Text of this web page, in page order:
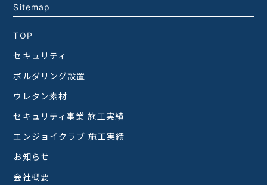
Sitemap
TOP
セキュリティ
ボルダリング設置
ウレタン素材
セキュリティ事業 施工実績
エンジョイクラブ 施工実績
お知らせ
会社概要